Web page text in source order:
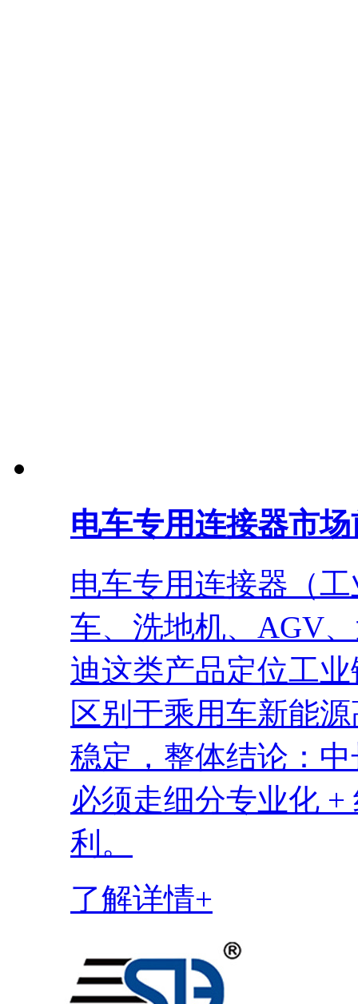
电车专用连接器市
电车专用连接器（
车、洗地机、AGV
迪这类产品定位工
区别于乘用车新能
稳定，整体结论：
必须走细分专业化
利。
了解详情+